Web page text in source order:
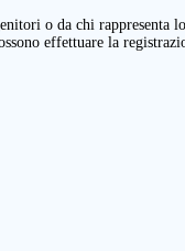
o da chi rappresenta
effettuare la